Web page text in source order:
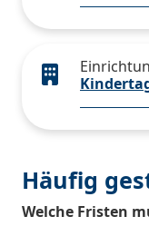
Häufig
Welche Fristen